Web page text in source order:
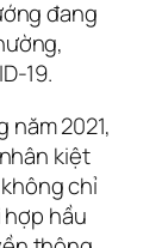
đang
19.
2021,
kiệt
chỉ
hầu